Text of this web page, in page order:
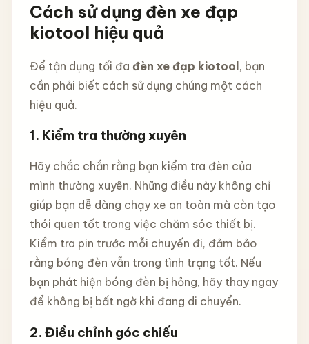
Cách sử dụng đèn xe đạp
kiotool hiệu quả
Để tận dụng tối đa đèn xe đạp kiotool, bạn
cần phải biết cách sử dụng chúng một cách
hiệu quả.
1. Kiểm tra thường xuyên
Hãy chắc chắn rằng bạn kiểm tra đèn của
mình thường xuyên. Những điều này không chỉ
giúp bạn dễ dàng chạy xe an toàn mà còn tạo
thói quen tốt trong việc chăm sóc thiết bị.
Kiểm tra pin trước mỗi chuyến đi, đảm bảo
rằng bóng đèn vẫn trong tình trạng tốt. Nếu
bạn phát hiện bóng đèn bị hỏng, hãy thay ngay
để không bị bất ngờ khi đang di chuyển.
2. Điều chỉnh góc chiếu